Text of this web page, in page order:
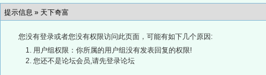
提示信息 » 天下奇富
您没有登录或者您没有权限访问此页面，可能有如下几个原因:
用户组权限：你所属的用户组没有发表回复的权限!
您还不是论坛会员,请先登录论坛